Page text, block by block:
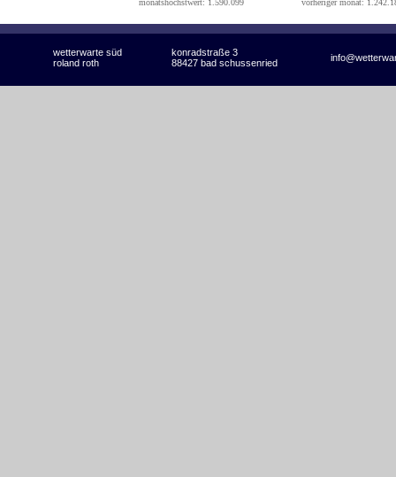
monatshöchstwert: 1.590.099 vorheriger monat:
wetterwarte süd konradstraße 3
roland roth 88427 bad schussenried